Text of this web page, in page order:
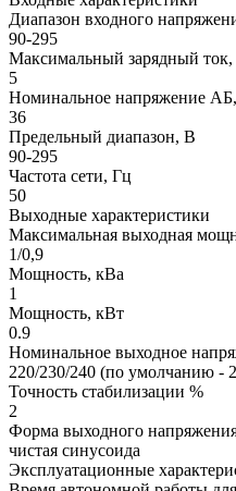
Диапазон входного
90-295
Максимальный зарядный
5
Номинальное напряжение
36
Предельный диапазон, В
90-295
Частота сети, Гц
50
Выходные характеристики
Максимальная выходная
1/0,9
Мощность, кВа
1
Мощность, кВт
0.9
Номинальное выходное
220/230/240 (по умолчанию -
Точность стабилизации %
2
Форма выходного
чистая синусоида
Эксплуатационные